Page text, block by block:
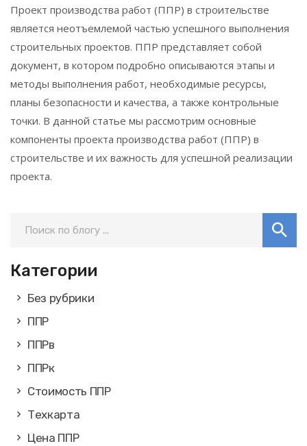
Проект производства работ (ППР) в строительстве
является неотъемлемой частью успешного выполнения
строительных проектов. ППР представляет собой
документ, в котором подробно описываются этапы и
методы выполнения работ, необходимые ресурсы,
планы безопасности и качества, а также контрольные
точки. В данной статье мы рассмотрим основные
компоненты проекта производства работ (ППР) в
строительстве и их важность для успешной реализации
проекта.
Категории
Без рубрики
ППР
ППРв
ППРк
Стоимость ППР
Техкарта
Цена ППР